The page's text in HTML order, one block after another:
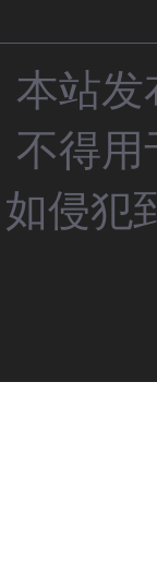
本站发
不得用
如侵犯